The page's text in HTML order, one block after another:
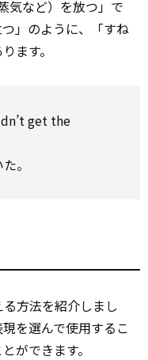
気など）を放つ」で
」のように、「すね
ます。
get the
。
る方法を紹介しまし
を選んで使用するこ
ができます。